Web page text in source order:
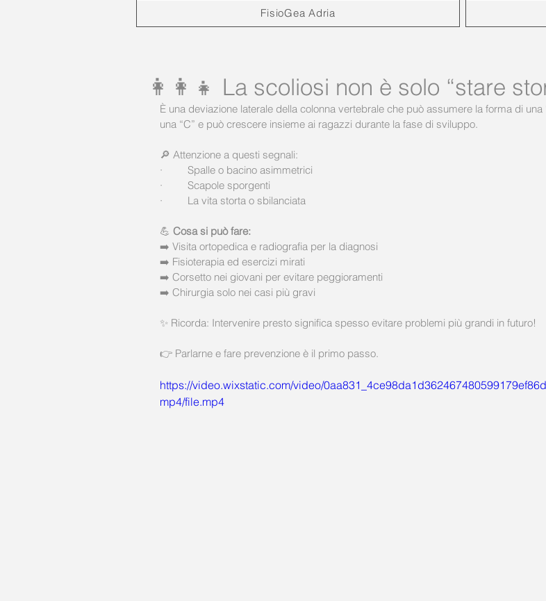
FisioGea Adria
👩‍👩‍👧 La scoliosi non è solo “stare
È una deviazione laterale della colonna vertebrale che può assumere la forma di una
una “C” e può crescere insieme ai ragazzi durante la fase di sviluppo.
🔎 Attenzione a questi segnali:
·         Spalle o bacino asimmetrici
·         Scapole sporgenti
·         La vita storta o sbilanciata
💪 Cosa si può fare:
➡️ Visita ortopedica e radiografia per la diagnosi
➡️ Fisioterapia ed esercizi mirati
➡️ Corsetto nei giovani per evitare peggioramenti
➡️ Chirurgia solo nei casi più gravi
✨ Ricorda: Intervenire presto significa spesso evitare problemi più grandi in futuro!
👉 Parlarne e fare prevenzione è il primo passo.
https://video.wixstatic.com/video/
mp4/file.mp4